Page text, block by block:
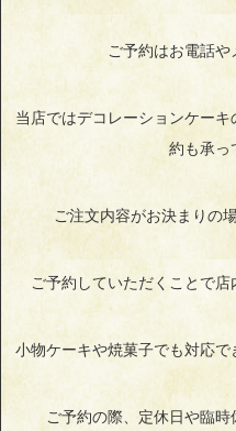
ご予約はお電話や
当店ではデコレーションケー
約も承っ
ご注文内容がお決まりの
ご予約していただくことで店
小物ケーキや焼菓子でも対応で
ご予約の際、定休日や臨時